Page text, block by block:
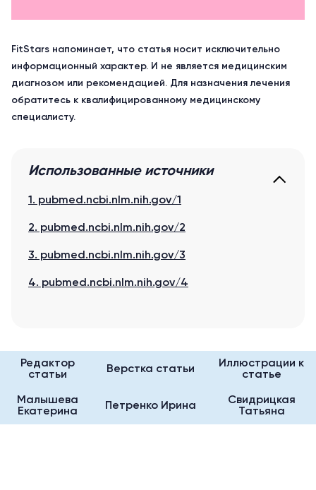
FitStars напоминает, что статья носит исключительно
информационный характер. И не является медицинским
диагнозом или рекомендацией. Для назначения лечения
обратитесь к квалифицированному медицинскому
специалисту.
Использованные источники
1. pubmed.ncbi.nlm.nih.gov/1
2. pubmed.ncbi.nlm.nih.gov/2
3. pubmed.ncbi.nlm.nih.gov/3
4. pubmed.ncbi.nlm.nih.gov/4
Редактор
статьи
Верстка статьи
Иллюстрации к
статье
Малышева
Екатерина
Петренко Ирина
Свидрицкая
Татьяна